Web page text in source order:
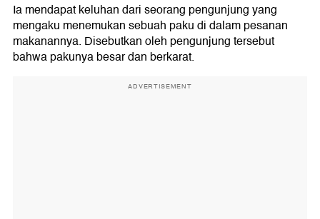
Ia mendapat keluhan dari seorang pengunjung yang
mengaku menemukan sebuah paku di dalam pesanan
makanannya. Disebutkan oleh pengunjung tersebut
bahwa pakunya besar dan berkarat.
ADVERTISEMENT